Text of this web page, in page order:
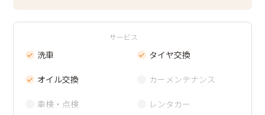
サービス
洗車
オイル交換
車検・点検
タイヤ交換
カーメンテナンス
レンタカー